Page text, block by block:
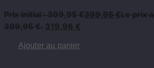
Prix ​​initial : 399,95 €399,95€Le prix
399,95 €. 319,96 €
Ajouter au panier